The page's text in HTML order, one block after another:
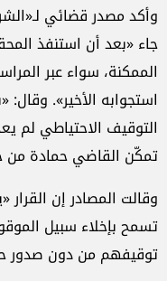
وأكد مصدر قضائي
جاء «بعد أن استنفذ
الممكنة، سواء عبر
استجوابه الأخير».
التوقيف الاحتياطي لم
تمكّن القاضي حمادة
وقالت المصادر إن
تسمح بإخلاء سبيل
توقيفهم من دون صدور